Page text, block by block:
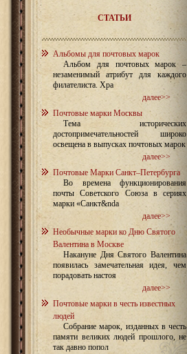
СТАТЬИ
Альбомы для почтовых марок
Альбом для почтовых марок –
незаменимый атрибут для каждого
филателиста. Хра
далее>>
Почтовые марки Москвы
Тема исторических
достопримечательностей широко
освещена в выпусках почтовых марок
далее>>
Почтовые Марки Санкт–Петербурга
Во времена функционирования
почты Советского Союза в сериях
марки «Санкт&nda
далее>>
Необычные марки ко Дню Святого
Валентина в Москве
Накануне Дня Святого Валентина
появилась замечательная идея, чем
порадовать настоя
далее>>
Почтовые марки в честь известных
людей
Собрание марок, изданных в честь
памяти великих людей прошлого, не
так давно попол